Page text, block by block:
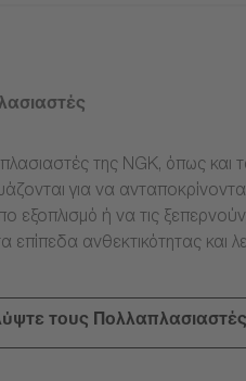
της NGK, όπως και
για να
εξοπλισμό ή να τις
επίπεδα ανθεκτικότητας και
τους Πολλαπλασιαστές